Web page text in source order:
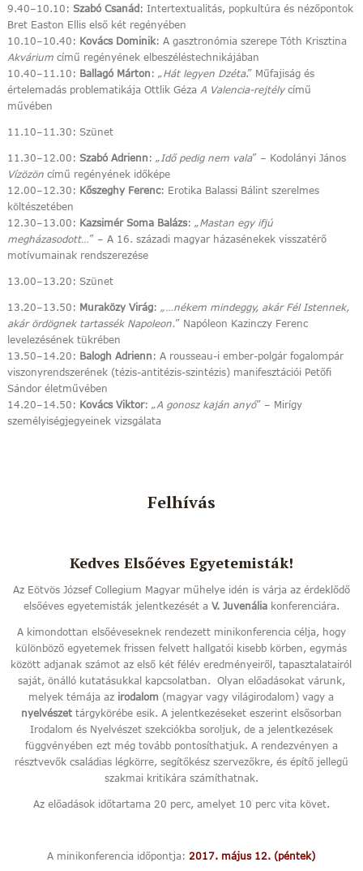
9.40–10.10: Szabó Csanád: Intertextualitás, popkultúra és nézőpontok
Bret Easton Ellis első két regényében
10.10–10.40: Kovács Dominik: A gasztronómia szerepe Tóth Krisztina
Akváriumcímű regényének elbeszéléstechnikájában
10.40–11.10: Ballagó Márton: „Hát legyen Dzéta.” Műfajiság és
értelemadás problematikája Ottlik Géza A Valencia-rejtélycímű
művében
11.10–11.30: Szünet
11.30–12.00: Szabó Adrienn: „Idő pedig nem vala” – Kodolányi János
Vízözöncímű regényének időképe
12.00–12.30: Kőszeghy Ferenc: Erotika Balassi Bálint szerelmes
költészetében
12.30–13.00: Kazsimér Soma Balázs: „Mastan egy ifjú
megházasodott…” – A 16. századi magyar házasénekek visszatérő
motívumainak rendszerezése
13.00–13.20: Szünet
13.20–13.50: Muraközy Virág: „…nékem mindeggy, akár Fél Istennek,
akár ördögnek tartassék Napoleon.” Napóleon Kazinczy Ferenc
levelezésének tükrében
13.50–14.20: Balogh Adrienn: A rousseau-i ember-polgár fogalompár
viszonyrendszerének (tézis-antitézis-szintézis) manifesztációi Petőfi
Sándor életművében
14.20–14.50: Kovács Viktor: „A gonosz kaján anyó” – Mirígy
személyiségjegyeinek vizsgálata
Felhívás
Kedves Elsőéves Egyetemisták!
Az Eötvös József Collegium Magyar műhelye idén is várja az érdeklődő
elsőéves egyetemisták jelentkezését a V. Juvenáliakonferenciára.
A kimondottan elsőéveseknek rendezett minikonferencia célja, hogy
különböző egyetemek frissen felvett hallgatói kisebb körben, egymás
között adjanak számot az első két félév eredményeiről, tapasztalatairól
saját, önálló kutatásukkal kapcsolatban. Olyan előadásokat várunk,
melyek témája az irodalom (magyar vagy világirodalom) vagy a
nyelvészettárgykörébe esik. A jelentkezéseket eszerint elsősorban
Irodalom és Nyelvészet szekciókba soroljuk, de a jelentkezések
függvényében ezt még tovább pontosíthatjuk. A rendezvényen a
résztvevők családias légkörre, segítőkész szervezőkre, és építő jellegű
szakmai kritikára számíthatnak.
Az előadások időtartama 20 perc, amelyet 10 perc vita követ.
A minikonferencia időpontja: 2017. május 12. (péntek)